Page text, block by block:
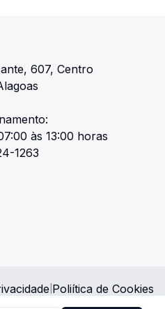
,607,Centro
às 13:00 horas
1263
Poliítica de Cookies